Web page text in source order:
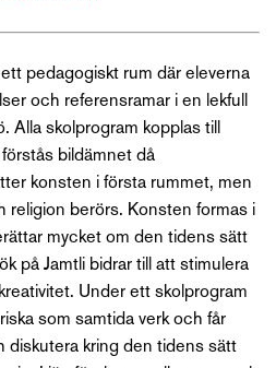
pedagogiskt rum där eleverna
och referensramar i en lekfull
Alla skolprogram kopplas till
bildämnet då
konsten i första rummet, men
religion berörs. Konsten formas i
mycket om den tidens sätt
på Jamtli bidrar till att stimulera
Under ett skolprogram
som samtida verk och får
diskutera kring den tidens sätt